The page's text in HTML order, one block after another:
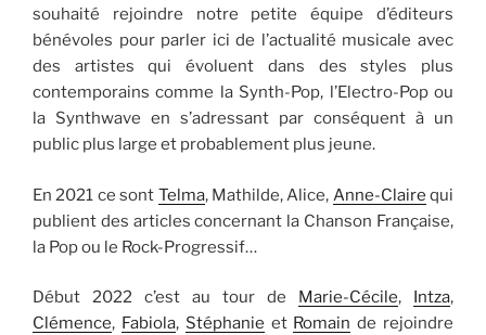
souhaité rejoindre notre petite équipe d’éditeurs
bénévoles pour parler ici de l’actualité musicale avec
des artistes qui évoluent dans des styles plus
contemporains comme la Synth-Pop, l’Electro-Pop ou
la Synthwave en s’adressant par conséquent à un
public plus large et probablement plus jeune.
En 2021 ce sont Telma, Mathilde, Alice, Anne-Claire qui
publient des articles concernant la Chanson Française,
la Pop ou le Rock-Progressif…
Début 2022 c’est au tour de Marie-Cécile, Intza,
Clémence, Fabiola, Stéphanie et Romain de rejoindre